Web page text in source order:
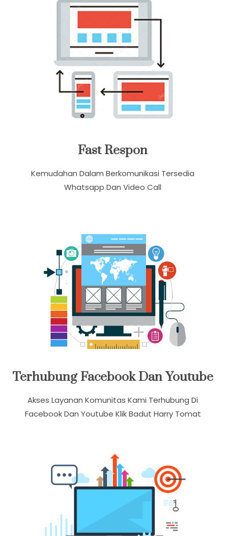
Fast Respon
Kemudahan Dalam Berkomunikasi Tersedia
Whatsapp Dan Video Call
Terhubung Facebook Dan Youtube
Akses Layanan Komunitas Kami Terhubung Di
Facebook Dan Youtube Klik Badut Harry Tomat